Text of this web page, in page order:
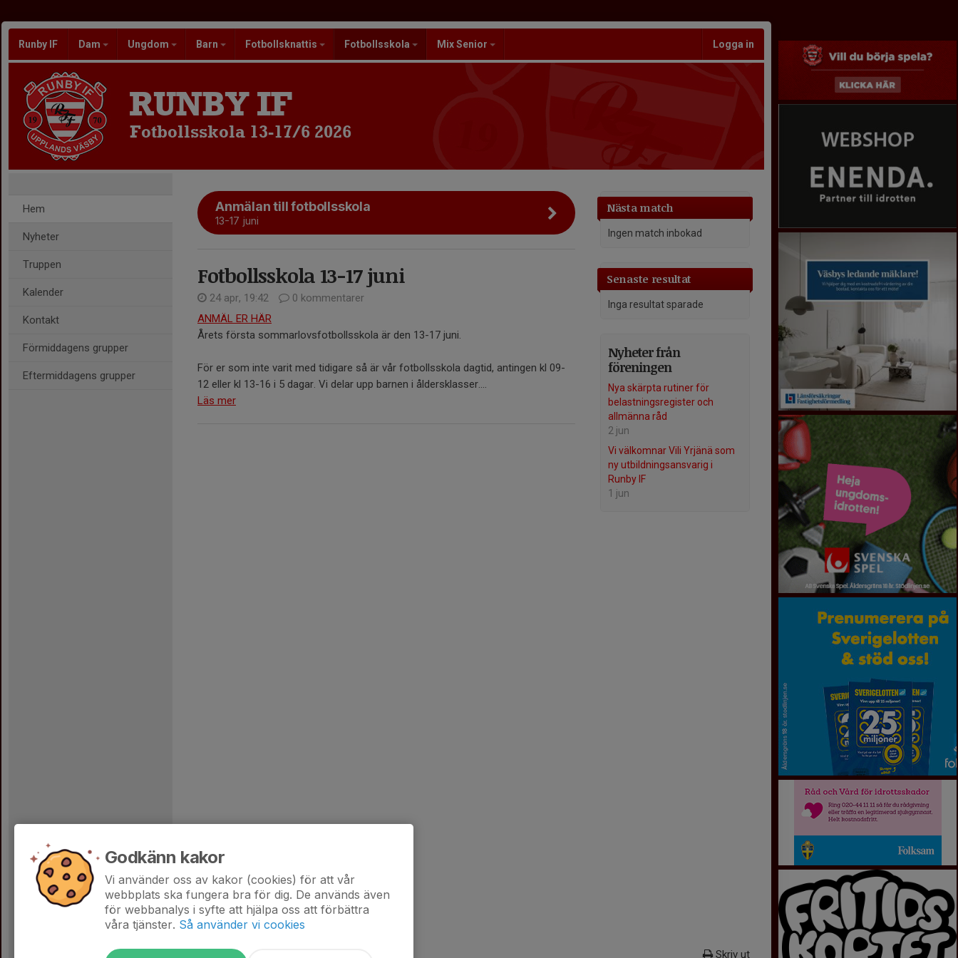
Runby IF Dam Ungdom Barn Fotbollsknattis Fotbollsskola Mix Senior Logga in
RUNBY IF
Fotbollsskola 13-17/6 2026
Hem
Nyheter
Truppen
Kalender
Kontakt
Förmiddagens grupper
Eftermiddagens grupper
Nästa match
Ingen match inbokad
Senaste resultat
Inga resultat sparade
Nyheter från
föreningen
Nya skärpta rutiner för
belastningsregister och
allmänna råd
2 jun
Vi välkomnar Vili Yrjänä som
ny utbildningsansvarig i
Runby IF
1 jun
Anmälan till fotbollsskola
13-17 juni
Fotbollsskola 13-17 juni
24 apr, 19:42
0 kommentarer
ANMÄL ER HÄR
Årets första sommarlovsfotbollsskola är den 13-17 juni.
För er som inte varit med tidigare så är vår fotbollsskola dagtid, antingen kl 09-
12 eller kl 13-16 i 5 dagar. Vi delar upp barnen i åldersklasser....
Läs mer
Skriv ut
Godkänn kakor
Vi använder oss av kakor (cookies) för att vår
webbplats ska fungera bra för dig. De används även
för webbanalys i syfte att hjälpa oss att förbättra
våra tjänster. Så använder vi cookies